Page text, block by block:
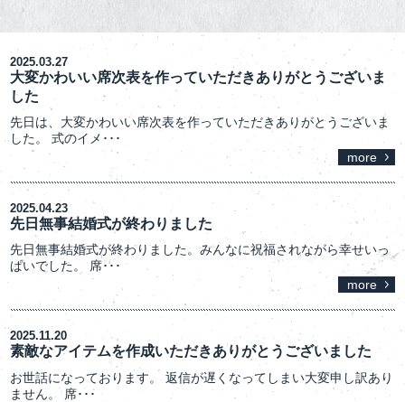
2025.03.27
大変かわいい席次表を作っていただきありがとうございま
した
先日は、大変かわいい席次表を作っていただきありがとうございま
した。 式のイメ ･･･
more
2025.04.23
先日無事結婚式が終わりました
先日無事結婚式が終わりました。みんなに祝福されながら幸せいっ
ぱいでした。 席･･･
more
2025.11.20
素敵なアイテムを作成いただきありがとうございました
お世話になっております。 返信が遅くなってしまい大変申し訳あり
ません。 席･･･